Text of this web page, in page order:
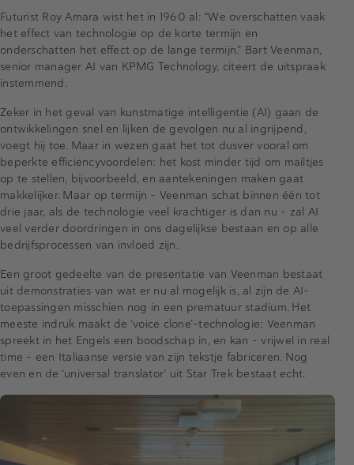
Futurist Roy Amara wist het in 1960 al: “We overschatten vaak
het effect van technologie op de korte termijn en
onderschatten het effect op de lange termijn.” Bart Veenman,
senior manager AI van KPMG Technology, citeert de uitspraak
instemmend.
Zeker in het geval van kunstmatige intelligentie (AI) gaan de
ontwikkelingen snel en lijken de gevolgen nu al ingrijpend,
voegt hij toe. Maar in wezen gaat het tot dusver vooral om
beperkte efficiencyvoordelen: het kost minder tijd om mailtjes
op te stellen, bijvoorbeeld, en aantekeningen maken gaat
makkelijker. Maar op termijn – Veenman schat binnen één tot
drie jaar, als de technologie veel krachtiger is dan nu – zal AI
veel verder doordringen in ons dagelijkse bestaan en op alle
bedrijfsprocessen van invloed zijn.
Een groot gedeelte van de presentatie van Veenman bestaat
uit demonstraties van wat er nu al mogelijk is, al zijn de AI-
toepassingen misschien nog in een prematuur stadium. Het
meeste indruk maakt de ‘voice clone’-technologie: Veenman
spreekt in het Engels een boodschap in, en kan – vrijwel in real
time – een Italiaanse versie van zijn tekstje fabriceren. Nog
even en de ‘universal translator’ uit Star Trek bestaat echt.